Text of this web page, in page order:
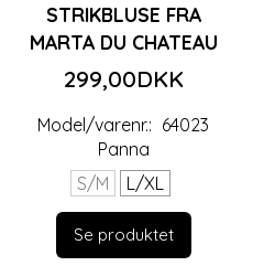
STRIKBLUSE FRA
MARTA DU CHATEAU
299,00DKK
Model/varenr.: 64023
Panna
S/M
L/XL
Se produktet